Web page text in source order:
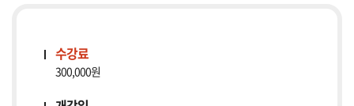
수강료
300,000원